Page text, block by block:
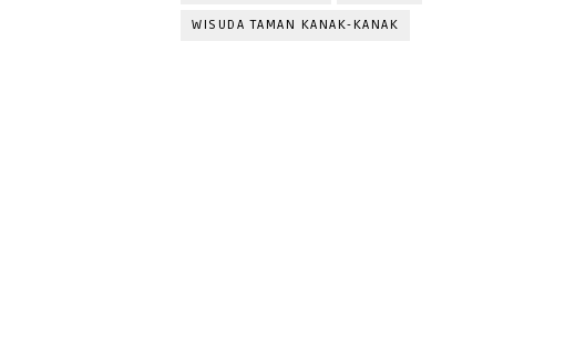
WISUDA TAMAN KANAK-KANAK